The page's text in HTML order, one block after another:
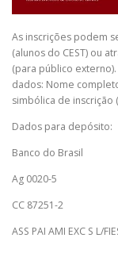
As inscrições podem
(alunos do CEST) ou
(para público
dados: Nome
simbólica de inscrição
Dados para depósito:
Banco do Brasil
Ag 0020-5
CC 87251-2
ASS PAI AMI EXC S L/